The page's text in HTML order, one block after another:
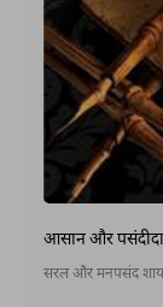
आसान और
सरल और मनपसंद